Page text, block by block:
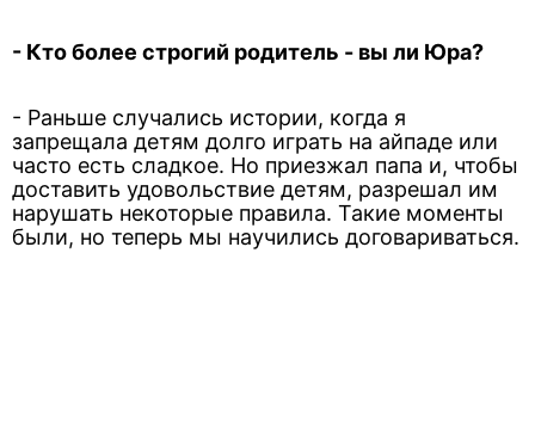
- Кто более строгий родитель - вы ли Юра?
- Раньше случались истории, когда я
запрещала детям долго играть на айпаде или
часто есть сладкое. Но приезжал папа и, чтобы
доставить удовольствие детям, разрешал им
нарушать некоторые правила. Такие моменты
были, но теперь мы научились договариваться.